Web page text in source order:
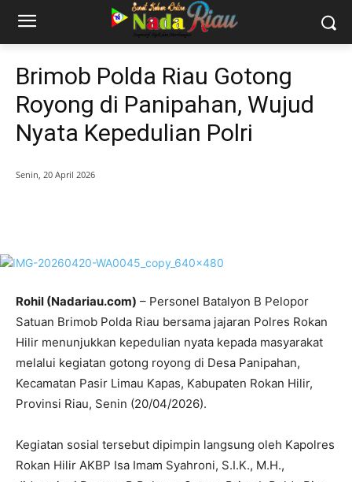
Brimob Polda Riau Gotong
Royong di Panipahan, Wujud
Nyata Kepedulian Polri
Senin, 20 April 2026
Rohil (Nadariau.com) – Personel Batalyon B Pelopor
Satuan Brimob Polda Riau bersama jajaran Polres Rokan
Hilir menunjukkan kepedulian nyata kepada masyarakat
melalui kegiatan gotong royong di Desa Panipahan,
Kecamatan Pasir Limau Kapas, Kabupaten Rokan Hilir,
Provinsi Riau, Senin (20/04/2026).
Kegiatan sosial tersebut dipimpin langsung oleh Kapolres
Rokan Hilir AKBP Isa Imam Syahroni, S.I.K., M.H.,